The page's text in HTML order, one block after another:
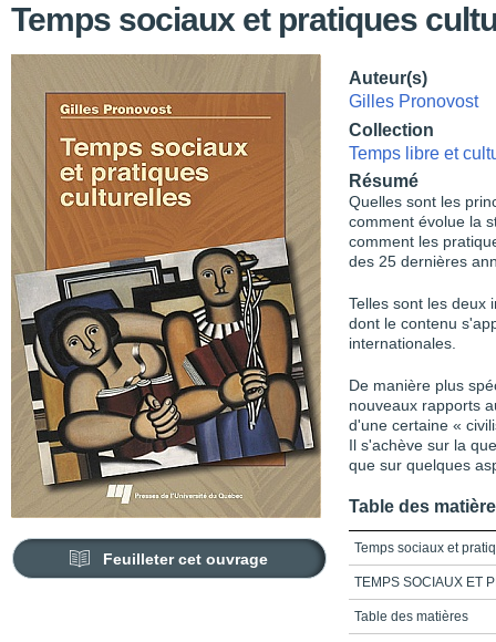
Temps sociaux et pratiques
Feuilleter cet ouvrage
Auteur(s)
Gilles Pronovost
Collection
Temps libre et
Résumé
Quelles sont les
comment évolue la
comment les
des 25 dernières
Telles sont les deux
dont le contenu
internationales.
De manière plus
nouveaux rapports
d'une certaine «
Il s'achève sur la
que sur quelques
Table des
Temps sociaux et
TEMPS SOCIAUX ET
Table des matières